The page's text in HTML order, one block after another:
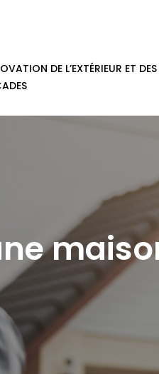
DE L’EXTÉRIEUR ET DES